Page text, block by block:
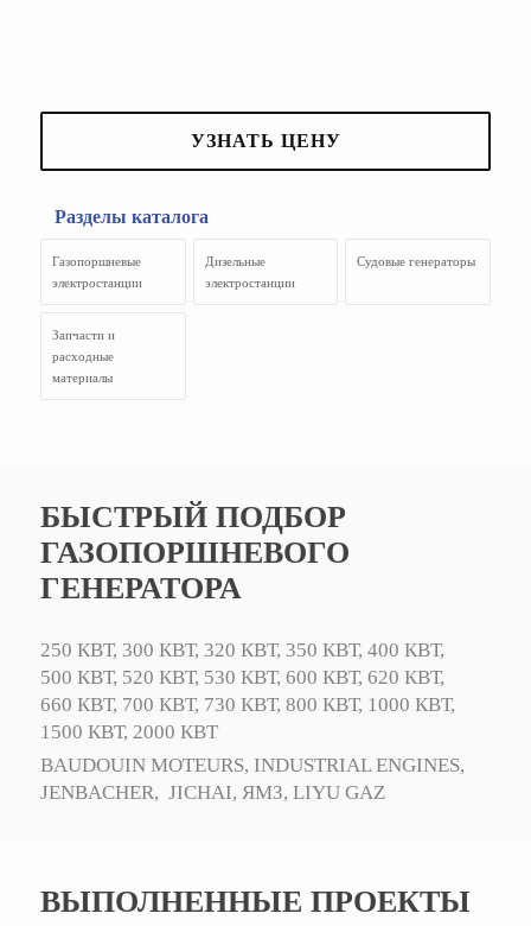
УЗНАТЬ ЦЕНУ
Разделы каталога
Газопоршневые
электростанции
Дизельные
электростанции
Судовые генераторы
Запчасти и
расходные
материалы
БЫСТРЫЙ ПОДБОР
ГАЗОПОРШНЕВОГО
ГЕНЕРАТОРА
250 КВТ, 300 КВТ, 320 КВТ, 350 КВТ, 400 КВТ,
500 КВТ, 520 КВТ, 530 КВТ, 600 КВТ, 620 КВТ,
660 КВТ, 700 КВТ, 730 КВТ, 800 КВТ, 1000 КВТ,
1500 КВТ, 2000 КВТ
BAUDOUIN MOTEURS, INDUSTRIAL ENGINES,
JENBACHER, JICHAI, ЯМЗ, LIYU GAZ
ВЫПОЛНЕННЫЕ ПРОЕКТЫ